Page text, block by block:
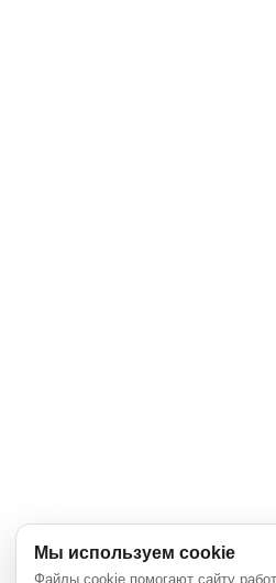
Мы используем cookie
Файлы cookie помогают сайту